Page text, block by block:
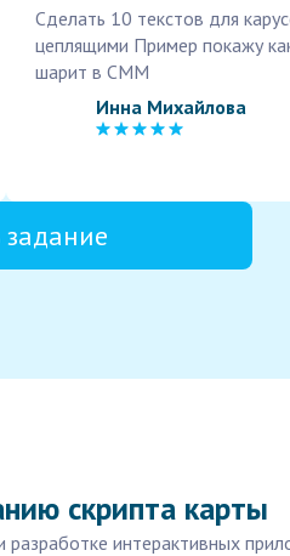
Сделать 10 текстов для
цеплящими Пример покажу
шарит в СММ
Инна Михайлова
задание
скрипта карты
интерактивных